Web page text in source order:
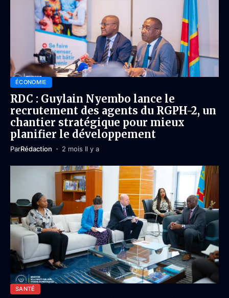
ÉCONOMIE
RDC : Guylain Nyembo lance le
recrutement des agents du RGPH-2, un
chantier stratégique pour mieux
planifier le développement
ParRédaction 2 mois Il y a
SANTÉ